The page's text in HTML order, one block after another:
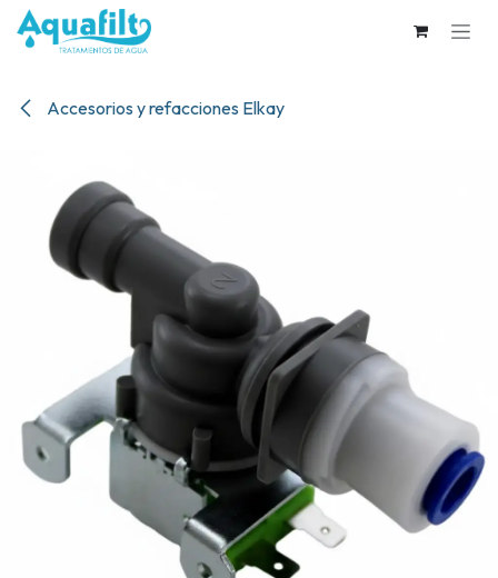
Ir al contenido
Accesorios y refacciones Elkay